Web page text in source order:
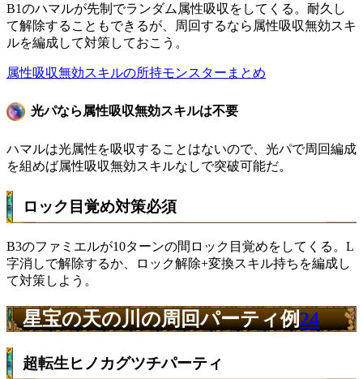
B1のハマルが先制でランダム属性吸収をしてくる。耐久し
て解除することもできるが、周回するなら属性吸収無効スキ
ルを編成して対策しておこう。
属性吸収無効スキルの所持モンスターまとめ
光パなら属性吸収無効スキルは不要
ハマルは光属性を吸収することはないので、光パで周回編成
を組めば属性吸収無効スキルなしで突破可能だ。
ロック目覚め対策必須
B3のファミエルが10ターンの間ロック目覚めをしてくる。L
字消しで解除するか、ロック解除+変換スキル持ちを編成し
て対策しよう。
星宝の天の川の周回パーティ例24
超転生ヒノカグツチパーティ